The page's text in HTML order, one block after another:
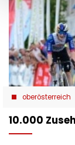
oberösterreich
10.000